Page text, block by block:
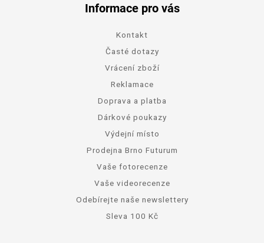
Informace pro vás
Kontakt
Časté dotazy
Vrácení zboží
Reklamace
Doprava a platba
Dárkové poukazy
Výdejní místo
Prodejna Brno Futurum
Vaše fotorecenze
Vaše videorecenze
Odebírejte naše newslettery
Sleva 100 Kč